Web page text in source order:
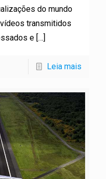
do mundo
transmitidos
e […]
Leia mais